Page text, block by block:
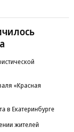
«Красная
в Екатеринбурге
жителей